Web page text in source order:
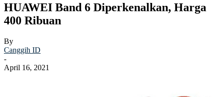
HUAWEI Band 6 Diperkenalkan, Harga
400 Ribuan
By
Canggih ID
-
April 16, 2021